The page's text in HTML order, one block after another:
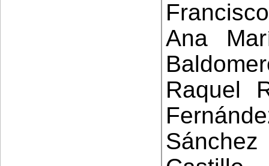
Ana
Raquel